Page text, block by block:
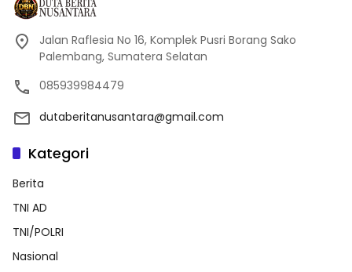
Jalan Raflesia No 16, Komplek Pusri Borang Sako
Palembang, Sumatera Selatan
085939984479
dutaberitanusantara@gmail.com
Kategori
Berita
TNI AD
TNI/POLRI
Nasional